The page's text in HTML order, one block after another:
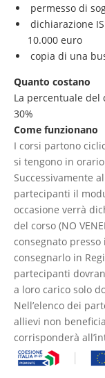
permesso di
dichiarazione
10.000 euro
copia di una
Quanto costano
La percentuale del
30%
Come funzionano
I corsi partono
si tengono in
Successivamente
partecipanti il
occasione verrà
del corso (NO
consegnato
consegnarlo in
partecipanti
a loro carico solo
Nell’elenco dei
allievi non
corrisponderà